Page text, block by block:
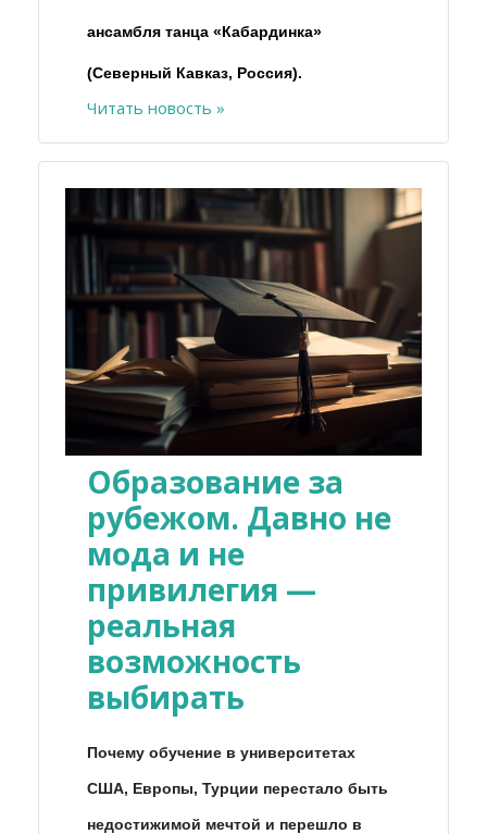
ансамбля танца «Кабардинка»
(Северный Кавказ, Россия).
Читать новость »
Образование за
рубежом. Давно не
мода и не
привилегия —
реальная
возможность
выбирать
Почему обучение в университетах
США, Европы, Турции перестало быть
недостижимой мечтой и перешло в